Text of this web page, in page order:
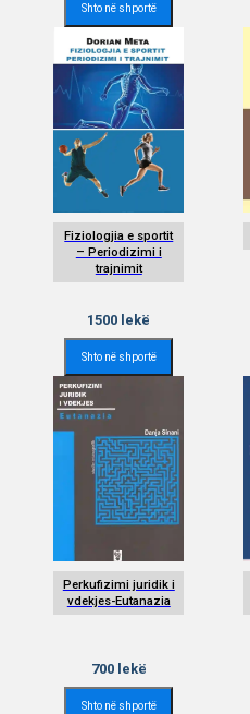
Shto në shportë
Fiziologjia e sportit
– Periodizimi i
trajnimit
1500 lekë
Shto në shportë
Perkufizimi juridik i
vdekjes-Eutanazia
700lekë
Shto në shportë